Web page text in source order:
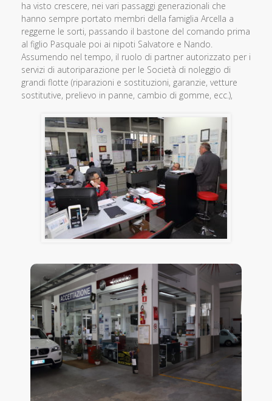
ha visto crescere, nei vari passaggi generazionali che
hanno sempre portato membri della famiglia Arcella a
reggerne le sorti, passando il bastone del comando prima
al figlio Pasquale poi ai nipoti Salvatore e Nando.
Assumendo nel tempo, il ruolo di partner autorizzato per i
servizi di autoriparazione per le Società di noleggio di
grandi flotte (riparazioni e sostituzioni, garanzie, vetture
sostitutive, prelievo in panne, cambio di gomme, ecc.),